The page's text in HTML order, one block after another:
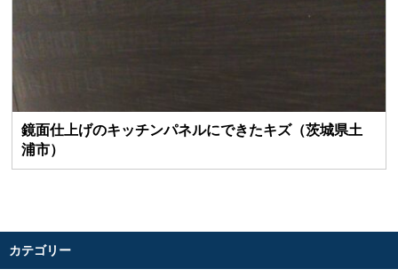
鏡面仕上げのキッチンパネルにできたキズ（茨城県土
浦市）
カテゴリー